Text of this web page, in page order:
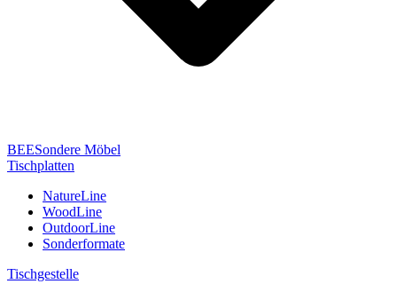
BEESondere Möbel
Tischplatten
NatureLine
WoodLine
OutdoorLine
Sonderformate
Tischgestelle